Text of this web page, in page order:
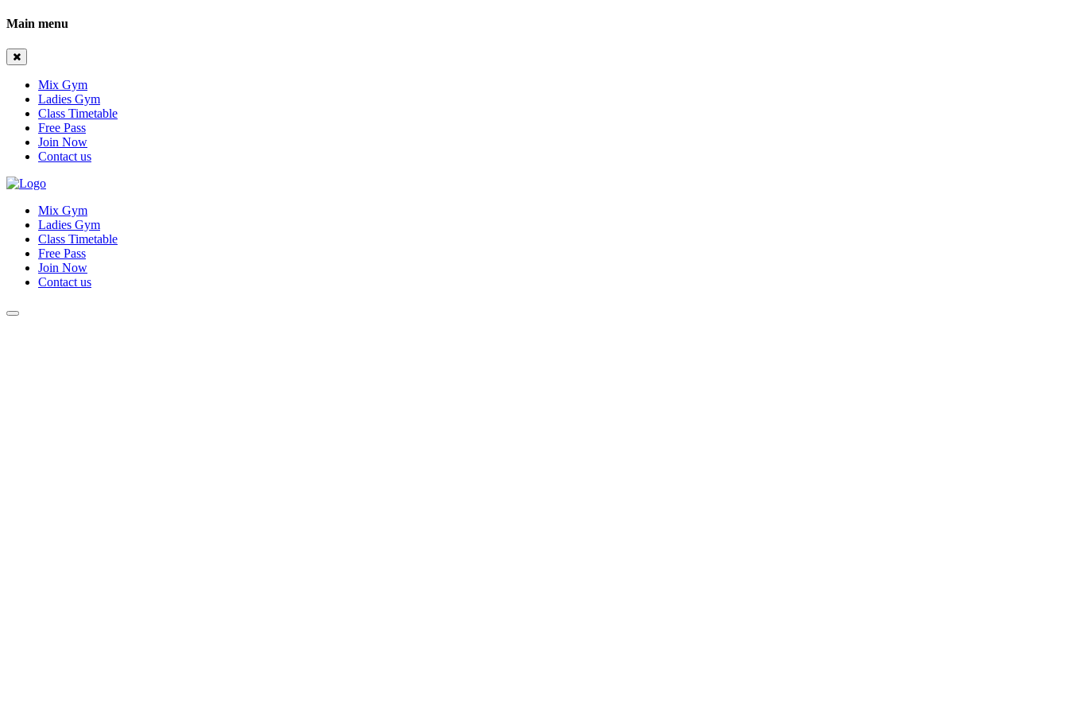
Main menu
Mix Gym
Ladies Gym
Class Timetable
Free Pass
Join Now
Contact us
Mix Gym
Ladies Gym
Class Timetable
Free Pass
Join Now
Contact us